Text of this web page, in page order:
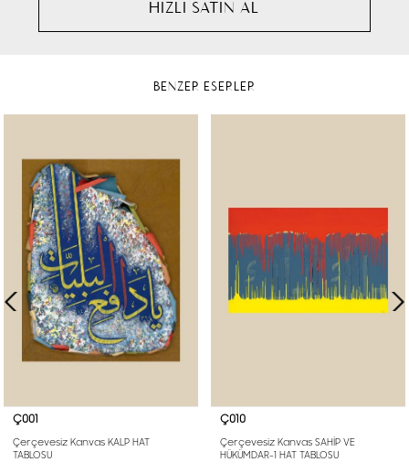
BENZER ESERLER
Ç001
Çerçevesiz Kanvas KALP HAT
TABLOSU
Ç010
Çerçevesiz Kanvas SAHİP VE
HÜKÜMDAR-1 HAT TABLOSU